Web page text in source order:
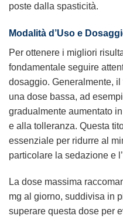
poste dalla spasticità.
Modalità d’Uso e
Per ottenere i migliori
fondamentale seguire
dosaggio. Generalmente,
una dose bassa, ad
gradualmente aumentato
e alla tolleranza. Questa
essenziale per ridurre al
particolare la sedazione e
La dose massima
mg al giorno, suddivisa in
superare questa dose per